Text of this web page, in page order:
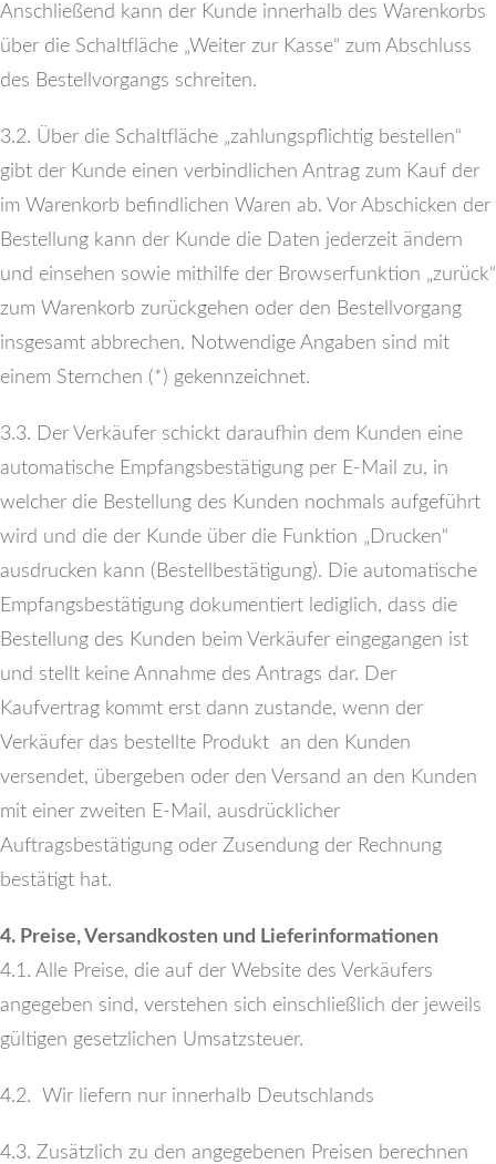
Anschließend kann der Kunde innerhalb des Warenkorbs
über die Schaltfläche „Weiter zur Kasse“ zum Abschluss
des Bestellvorgangs schreiten.
3.2. Über die Schaltfläche „zahlungspflichtig bestellen“
gibt der Kunde einen verbindlichen Antrag zum Kauf der
im Warenkorb befindlichen Waren ab. Vor Abschicken der
Bestellung kann der Kunde die Daten jederzeit ändern
und einsehen sowie mithilfe der Browserfunktion „zurück“
zum Warenkorb zurückgehen oder den Bestellvorgang
insgesamt abbrechen. Notwendige Angaben sind mit
einem Sternchen (*) gekennzeichnet.
3.3. Der Verkäufer schickt daraufhin dem Kunden eine
automatische Empfangsbestätigung per E-Mail zu, in
welcher die Bestellung des Kunden nochmals aufgeführt
wird und die der Kunde über die Funktion „Drucken“
ausdrucken kann (Bestellbestätigung). Die automatische
Empfangsbestätigung dokumentiert lediglich, dass die
Bestellung des Kunden beim Verkäufer eingegangen ist
und stellt keine Annahme des Antrags dar. Der
Kaufvertrag kommt erst dann zustande, wenn der
Verkäufer das bestellte Produkt an den Kunden
versendet, übergeben oder den Versand an den Kunden
mit einer zweiten E-Mail, ausdrücklicher
Auftragsbestätigung oder Zusendung der Rechnung
bestätigt hat.
4. Preise, Versandkosten und Lieferinformationen
4.1. Alle Preise, die auf der Website des Verkäufers
angegeben sind, verstehen sich einschließlich der jeweils
gültigen gesetzlichen Umsatzsteuer.
4.2. Wir liefern nur innerhalb Deutschlands
4.3. Zusätzlich zu den angegebenen Preisen berechnen